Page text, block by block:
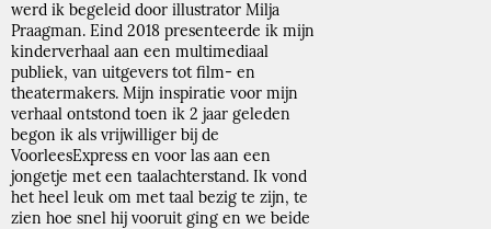
werd ik begeleid door illustrator Milja
Praagman. Eind 2018 presenteerde ik mijn
kinderverhaal aan een multimediaal
publiek, van uitgevers tot film- en
theatermakers. Mijn inspiratie voor mijn
verhaal ontstond toen ik 2 jaar geleden
begon ik als vrijwilliger bij de
VoorleesExpress en voor las aan een
jongetje met een taalachterstand. Ik vond
het heel leuk om met taal bezig te zijn, te
zien hoe snel hij vooruit ging en we beide